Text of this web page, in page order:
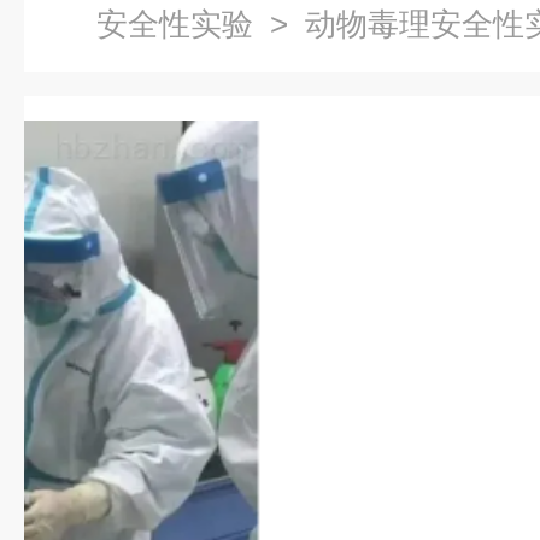
安全性实验 > 动物毒理安全性